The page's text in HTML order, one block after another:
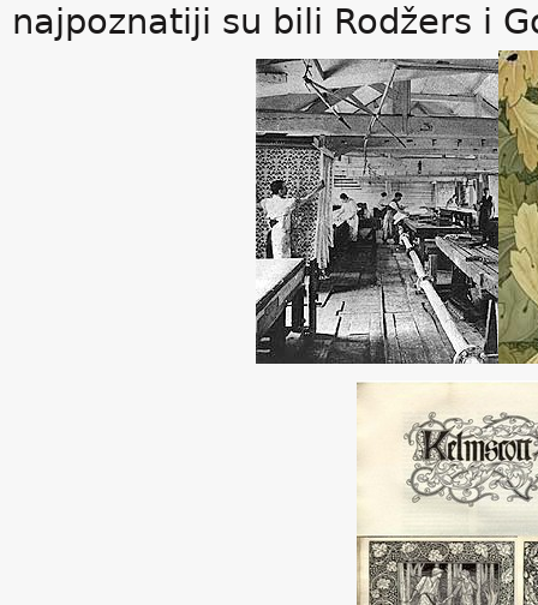
najpoznatiji su bili Rodžers i